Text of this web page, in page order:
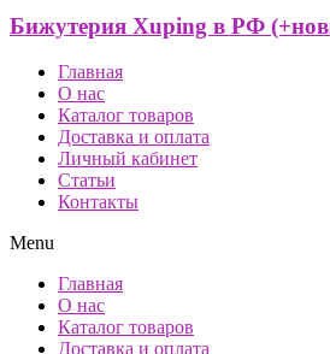
Бижутерия Xuping в РФ
Главная
О нас
Каталог товаров
Доставка и оплата
Личный кабинет
Статьи
Контакты
Menu
Главная
О нас
Каталог товаров
Доставка и оплата